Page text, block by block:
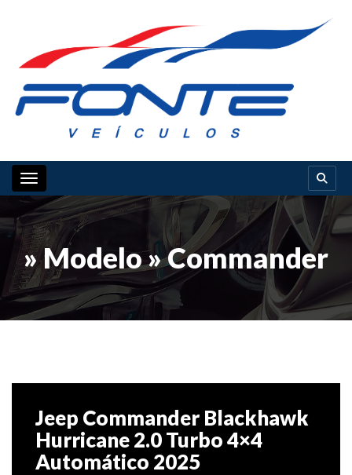
Toggle navigation
» Modelo » Commander
Jeep Commander Blackhawk
Hurricane 2.0 Turbo 4×4
Automático 2025